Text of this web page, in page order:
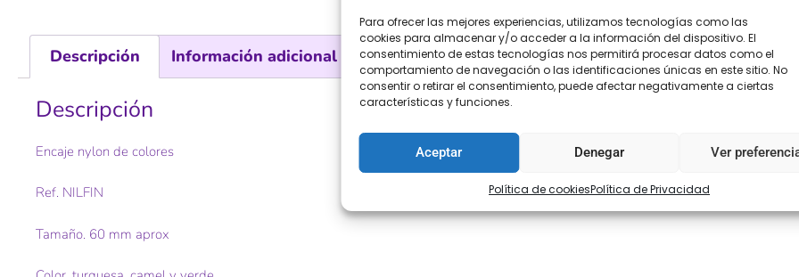
Para ofrecer las mejores experiencias, utilizamos tecnologías como las
cookies para almacenar y/o acceder a la información del dispositivo. El
consentimiento de estas tecnologías nos permitirá procesar datos como el
comportamiento de navegación o las identificaciones únicas en este sitio. No
consentir o retirar el consentimiento, puede afectar negativamente a ciertas
características y funciones.
Aceptar Denegar Ver
Política de cookiesPolítica de Privacidad
Descripción Información adicional
Descripción
Encaje nylon de colores
Ref. NILFIN
Tamaño. 60 mm aprox